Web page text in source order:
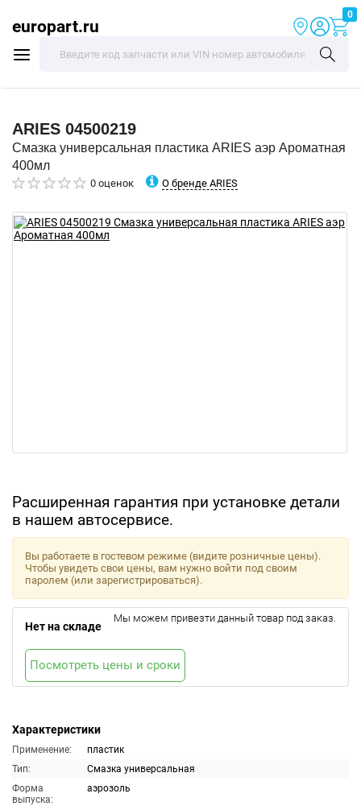
europart.ru
0
ARIES 04500219
Смазка универсальная пластика ARIES аэр Ароматная
400мл
0 оценок О бренде ARIES
Расширенная гарантия при установке детали
в нашем автосервисе.
Характеристики
Применение:
пластик
Тип:
Смазка универсальная
Форма
выпуска:
аэрозоль
Вы работаете в гостевом режиме (видите розничные цены).
Чтобы увидеть свои цены, вам нужно войти под своим
паролем (или зарегистрироваться).
Нет на складе
Мы можем привезти данный товар под заказ.
Посмотреть цены и сроки